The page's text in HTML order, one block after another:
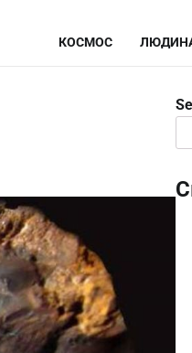
КОСМОС